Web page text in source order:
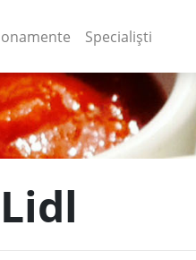
Specialiști